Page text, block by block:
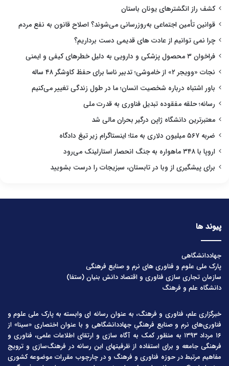
کشف راز انگشترهای یونان باستان
قوانین تأمین اجتماعی به‌روزرسانی می‌شوند؟ اصلاح قانون به نفع مردم
چرا نمی توانیم از عادت های قدیمی دست برداریم؟
فراخوان ۳ محصول پزشکی و دارویی به دلیل خطرهای کیفی و ایمنی
نجات «وویجر ۲» از خاموشی؛ تدبیر ناسا برای حفظ کاوشگر ۴۸ ساله
باور اشتباه درباره شخصیت انسان؛ ما در طول زندگی تغییر می‌کنیم
رسانه؛ حلقه مفقوده تبدیل فناوری به قدرت ملی
معتبرترین دانشگاه ژاپن درگیر بحران مالی شد
ضربه ۵۶۷ میلیون دلاری به متا؛ اینستاگرام زیر تیغ دادگاه
اروپا با ۳۴۸ ماهواره به جنگ انحصار استارلینک می‌رود
برای پیشگیری از وبا در تابستان، سبزیجات را درست بشویید
پیوند ها
جهاددانشگاهی
پارک ملی علوم و فناوری های نرم و صنایع فرهنگی
سازمان تجاری سازی فناوری و اقتصاد دانش بنیان (ستفا)
دانشگاه علم و فرهنگ
خبرگزاری علم، فناوری و فرهنگ، به عنوان رسانه ای وابسته به پارک ملی علوم و
فناوری‌های نرم و صنایع فرهنگیِ جهاددانشگاهی و با عنوان اختصاری «سینا» از
۱۶ مرداد ۱۳۹۳ به منظور کمک به آگاه سازی و ارتقای اطلاعات علمی، فناوری و
فرهنگی جامعه و برای استفاده از ظرفیتهای این رسانه در فرهنگ‌سازی و ترویج
مفاهیم مرتبط در حوزه فناوری و فرهنگ و در چارچوب مقررات موضوعه کشوری